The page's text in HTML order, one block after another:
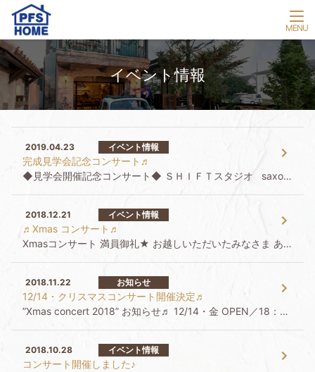
イベント情報
2019.04.23 イベント情報
完成見学会記念コンサート♬
◆見学会開催記念コンサート◆ ＳＨＩＦＴスタジオ saxophone：浅見祐衣 keyboard：新井政輝
2018.12.21 イベント情報
♬Xmas コンサート♬
Xmasコンサート 満員御礼★ お越しいただいたみなさま ありがとうございました サックス：浅見祐衣さん キーボード：新井政輝さん 素敵な演奏ありがとうございました ※来年もイベント企画していますので […]
2018.11.22 お知らせ
12/14・クリスマスコンサート開催決定♬
”Xmas concert 2018” お知らせ♬ 12/14・金 OPEN／18：00／START 18：30 会場：SHIFT ※パートナー不動産設計 隣です ﾁｹｯﾄ：2,000円 ※飲み物付き […]
2018.10.28 イベント情報
コンサート開催しました♪